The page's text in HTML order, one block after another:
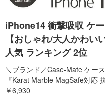
iPhone14 衝撃吸収 ケ
【おしゃれ/大人かわい
人気 ランキング 2位
＼ブランド／Case-Mate ケー
『Karat Marble MagSafe対応
￥6,930